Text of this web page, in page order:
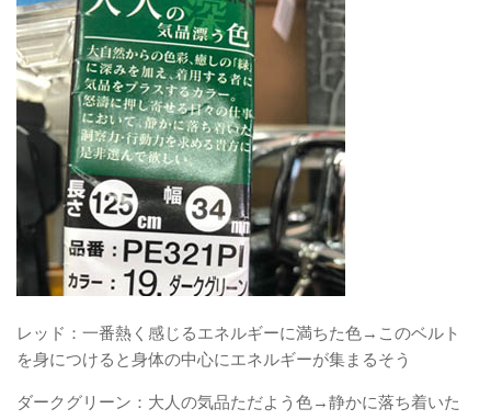
レッド：一番熱く感じるエネルギーに満ちた色→このベルト
を身につけると身体の中心にエネルギーが集まるそう
ダークグリーン：大人の気品ただよう色→静かに落ち着いた